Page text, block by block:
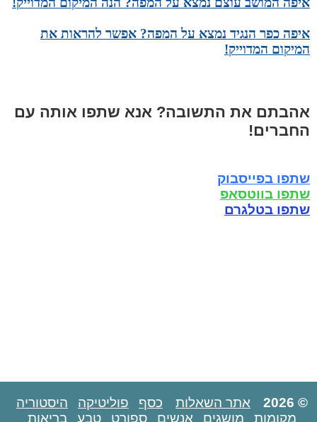
איפה כפר הנגיד נמצא על המפה? אפשר להראות את
המיקום המדוייק!
אהבתם את התשובה? אנא שתפו אותה עם
החברים!
שתפו בפייסבוק
שתפו בווטסאפ
שתפו בטלגרם
© 2026 אתר השאלות כסף פוליטיקה
היסטוריה
מקומות
מושגים אנשים ספורט טבע בריאות